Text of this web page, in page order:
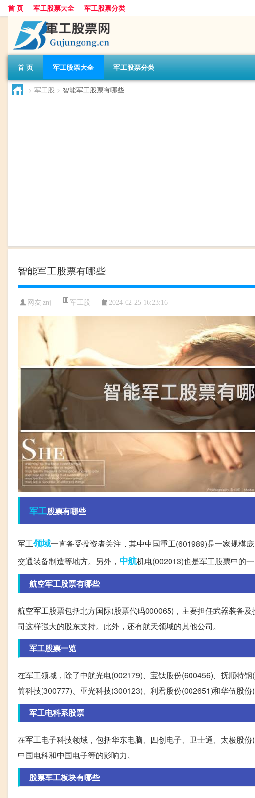
首 页 军工股票大全 军工股票分类
首 页 军工股票大全 军工股票分类
> 军工股 > 智能军工股票有哪些
智能军工股票有哪些
网友:znj 军工股 2024-02-25 16:23:16
军工股票有哪些
军工领域一直备受投资者关注，其中中国重工(601989)是一家规模
交通装备制造等地方。另外， 中航机电(002013)也是军工股票中的一
航空军工股票有哪些
航空军工股票包括北方国际(股票代码000065)，主要担任武器装备
司这样强大的股东支持。此外，还有航天领域的其他公司。
军工股票一览
在军工领域，除了中航光电(002179)、宝钛股份(600456)、抚顺特
简科技(300777)、亚光科技(300123)、利君股份(002651)和华伍股份
军工电科系股票
在军工电子科技领域，包括华东电脑、四创电子、卫士通、太极股
中国电科和中国电子等的影响力。
股票军工板块有哪些